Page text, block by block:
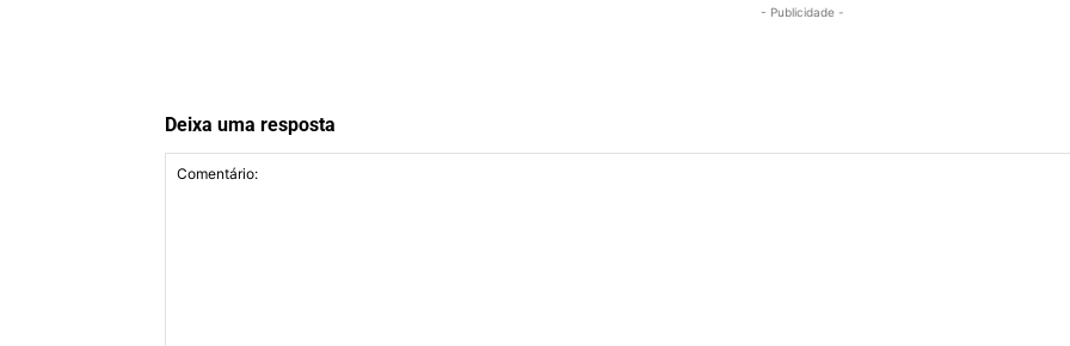
- Publicidade -
Deixa uma resposta